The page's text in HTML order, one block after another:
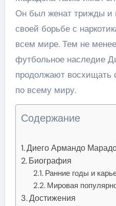
Он был женат трижды и
своей борьбе с
всем мире. Тем не
футбольное наследие
продолжают восхищать
по всему миру.
Содержание
Диего Армандо
Биография
Ранние годы и
Мировая
Достижения